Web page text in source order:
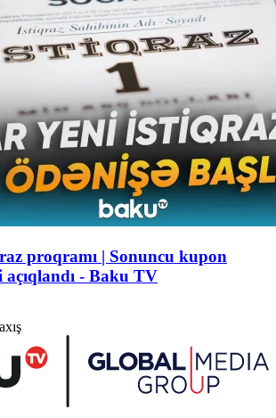
proqramı | Sonuncu kupon
- Baku TV